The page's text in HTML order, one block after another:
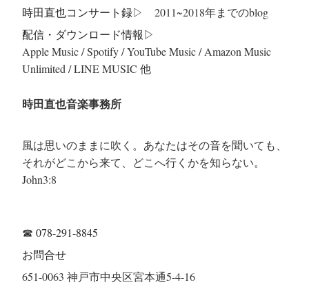
時田直也コンサート録▷ 2011~2018年までのblog
配信・ダウンロード情報▷
Apple Music / Spotify / YouTube Music / Amazon Music
Unlimited / LINE MUSIC 他
時田直也音楽事務所
風は思いのままに吹く。あなたはその音を聞いても、
それがどこから来て、どこへ行くかを知らない。
John3:8
☎ 078-291-8845
お問合せ
651-0063 神戸市中央区宮本通5-4-16